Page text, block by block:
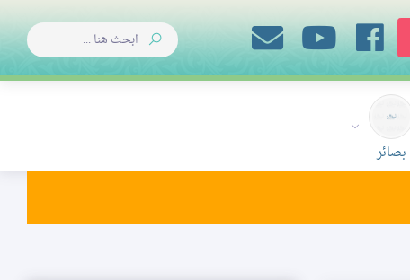
بصائر